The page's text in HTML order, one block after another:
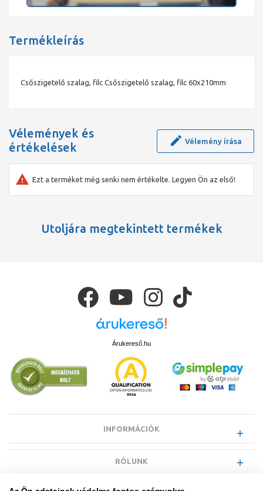
Termékleírás
Csőszigetelő szalag, filc Csőszigetelő szalag, filc 60x210mm
Vélemények és
értékelések
Vélemény írása
Ezt a terméket még senki nem értékelte. Legyen Ön az első!
Utoljára megtekintett termékek
Árukereső.hu
INFORMÁCIÓK
RÓLUNK